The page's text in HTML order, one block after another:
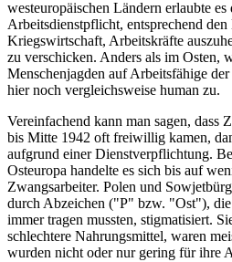
westeuropäischen Ländern erlaubte
Arbeitsdienstpflicht, entsprechend
Kriegswirtschaft, Arbeitskräfte
zu verschicken. Anders als im Osten,
Menschenjagden auf Arbeitsfähige
hier noch vergleichsweise human zu.
Vereinfachend kann man sagen, dass
bis Mitte 1942 oft freiwillig kamen,
aufgrund einer Dienstverpflichtung.
Osteuropa handelte es sich bis auf
Zwangsarbeiter. Polen und
durch Abzeichen ("P" bzw. "Ost"),
immer tragen mussten, stigmatisiert.
schlechtere Nahrungsmittel, waren
wurden nicht oder nur gering für ihre